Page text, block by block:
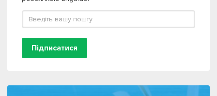
Підписатися